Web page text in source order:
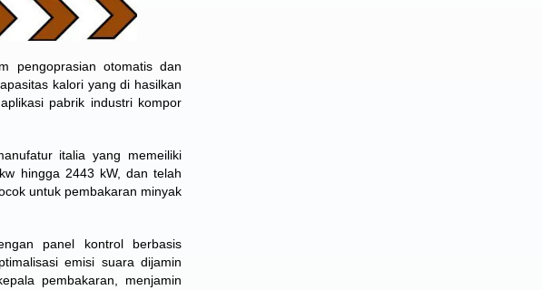
pengoprasian otomatis dan
kalori yang di hasilkan
pabrik industri kompor
italia yang memeiliki
hingga 2443 kW, dan telah
untuk pembakaran minyak
panel kontrol berbasis
emisi suara dijamin
pembakaran, menjamin